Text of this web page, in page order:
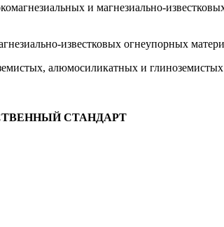
и магнезиально-
известковых огнеупорных
алюмосиликатных и
СТАНДАРТ